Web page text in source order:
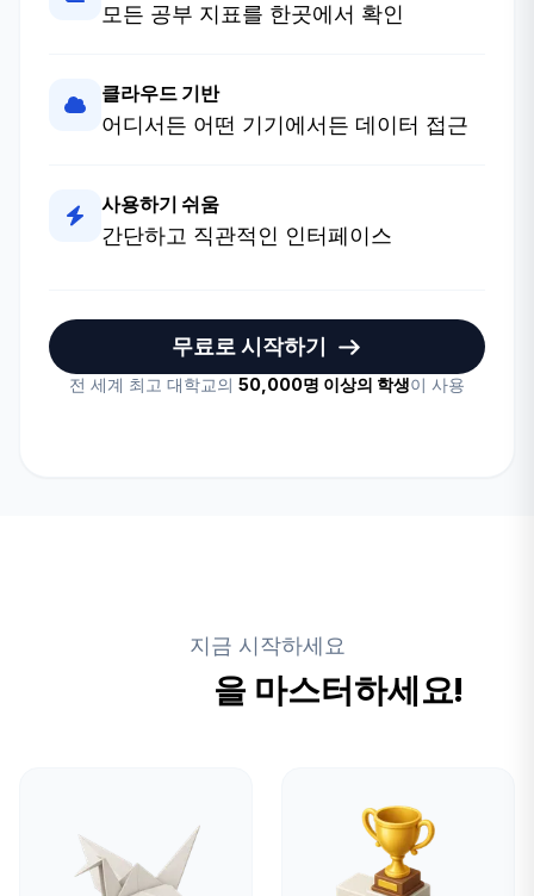
모든 공부 지표를 한곳에서 확인
클라우드 기반
어디서든 어떤 기기에서든 데이터 접근
사용하기 쉬움
간단하고 직관적인 인터페이스
무료로 시작하기
전 세계 최고 대학교의 50,000명 이상의 학생이 사용
지금 시작하세요
을 마스터하세요!